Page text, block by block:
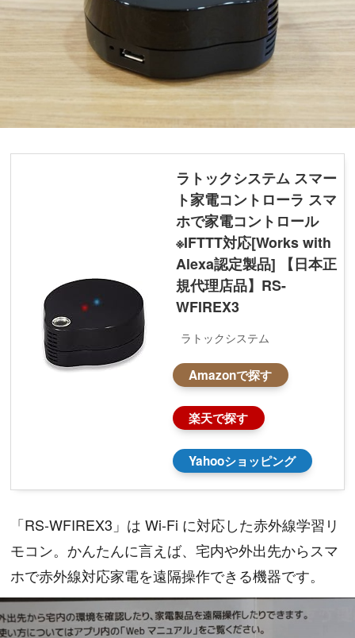
ラトックシステム スマー
ト家電コントローラ スマ
ホで家電コントロール
※IFTTT対応[Works with
Alexa認定製品] 【日本正
規代理店品】RS-
WFIREX3
ラトックシステム
Amazonで探す
楽天で探す
Yahooショッピング
「RS-WFIREX3」は Wi-Fi に対応した赤外線学習リ
モコン。かんたんに言えば、宅内や外出先からスマ
ホで赤外線対応家電を遠隔操作できる機器です。